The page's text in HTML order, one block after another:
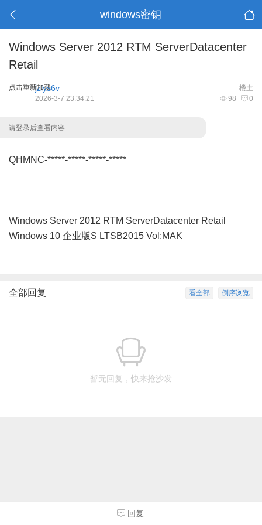
windows密钥
Windows Server 2012 RTM ServerDatacenter
Retail
点击重新加载 楼主
jzlys6v
98 0
2026-3-7 23:34:21
请登录后查看内容
QHMNC-*****-*****-*****-*****
Windows Server 2012 RTM ServerDatacenter Retail
Windows 10 企业版S LTSB2015 Vol:MAK
倒序浏览
看全部
全部回复
暂无回复，快来抢沙发
回复